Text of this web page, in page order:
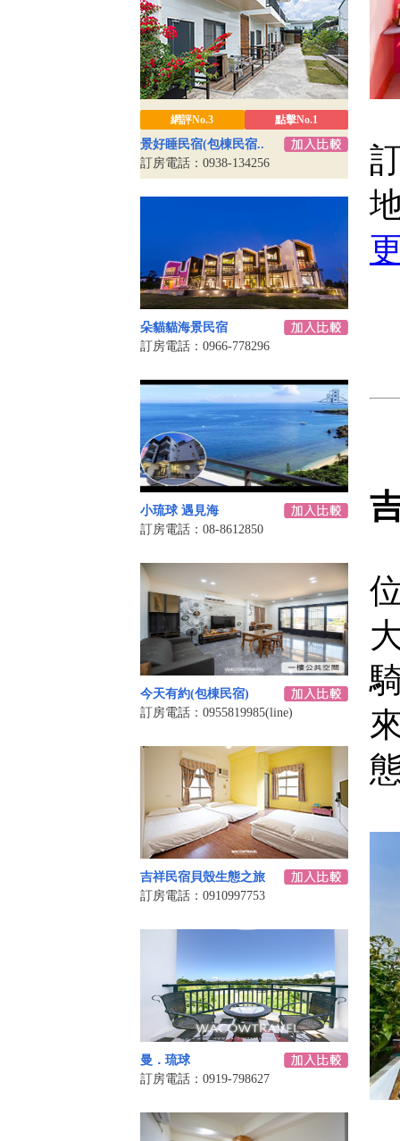
網評No.3 點擊No.1
景好睡民宿(包棟民宿..
訂房電話：0938-134256
朵貓貓海景民宿
訂房電話：0966-778296
小琉球 遇見海
訂房電話：08-8612850
今天有約(包棟民宿)
訂房電話：0955819985(line)
吉祥民宿貝殼生態之旅
訂房電話：0910997753
曼．琉球
訂房電話：0919-798627